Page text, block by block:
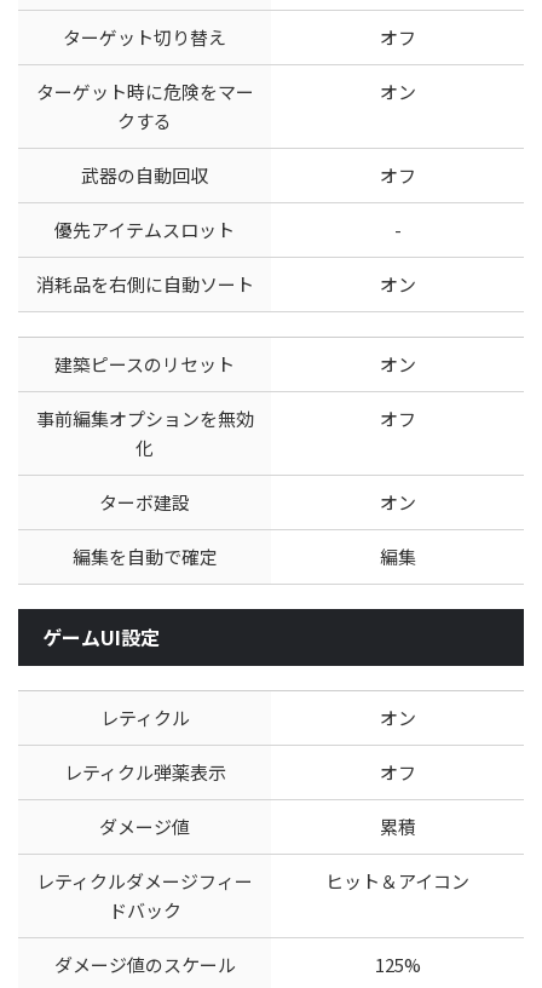
ターゲット切り替え オフ
ターゲット時に危険をマー
クする
オン
武器の自動回収 オフ
優先アイテムスロット -
消耗品を右側に自動ソート オン
建築ピースのリセット オン
事前編集オプションを無効
化
オフ
ターボ建設 オン
編集を自動で確定 編集
ゲームUI設定
レティクル オン
レティクル弾薬表示 オフ
ダメージ値 累積
レティクルダメージフィー
ドバック
ヒット＆アイコン
ダメージ値のスケール 125%